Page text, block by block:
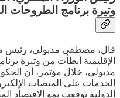
وتيرة برنامج الطروحات
قال، مصطفى مدبولي، رئيس
الإقليمية أبطأت من وتيرة
مدبولي، خلال مؤتمر، أن
الخدمات على المنصات
الدولية توقعت نمو الاقتصاد